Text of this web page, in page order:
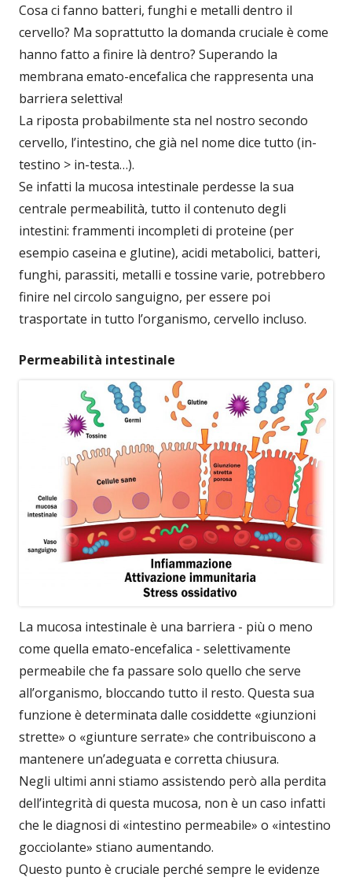
Cosa ci fanno batteri, funghi e metalli dentro il
cervello? Ma soprattutto la domanda cruciale è come
hanno fatto a finire là dentro? Superando la
membrana emato-encefalica che rappresenta una
barriera selettiva!
La riposta probabilmente sta nel nostro secondo
cervello, l’intestino, che già nel nome dice tutto (in-
testino > in-testa…).
Se infatti la mucosa intestinale perdesse la sua
centrale permeabilità, tutto il contenuto degli
intestini: frammenti incompleti di proteine (per
esempio caseina e glutine), acidi metabolici, batteri,
funghi, parassiti, metalli e tossine varie, potrebbero
finire nel circolo sanguigno, per essere poi
trasportate in tutto l’organismo, cervello incluso.
Permeabilità intestinale
La mucosa intestinale è una barriera - più o meno
come quella emato-encefalica - selettivamente
permeabile che fa passare solo quello che serve
all’organismo, bloccando tutto il resto. Questa sua
funzione è determinata dalle cosiddette «giunzioni
strette» o «giunture serrate» che contribuiscono a
mantenere un’adeguata e corretta chiusura.
Negli ultimi anni stiamo assistendo però alla perdita
dell’integrità di questa mucosa, non è un caso infatti
che le diagnosi di «intestino permeabile» o «intestino
gocciolante» stiano aumentando.
Questo punto è cruciale perché sempre le evidenze